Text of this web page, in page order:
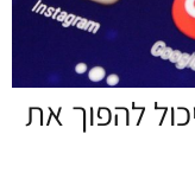
להפוך את